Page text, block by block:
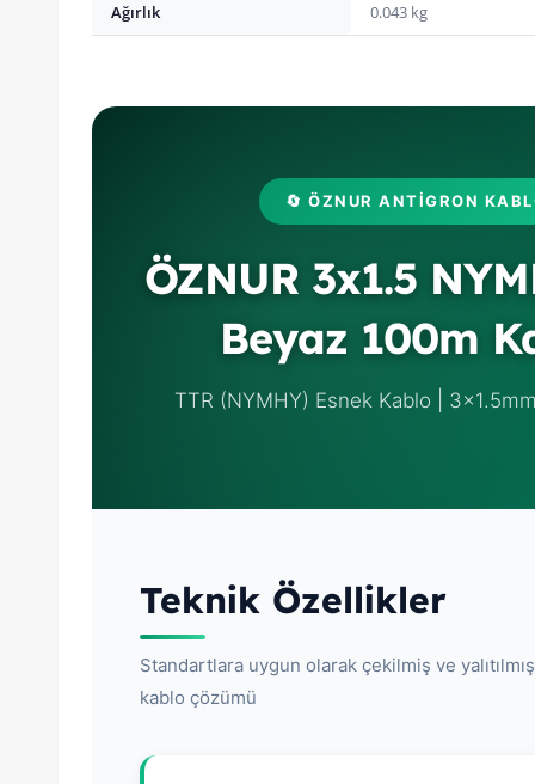
Ağırlık 0.043 kg
🔄 ÖZNUR ANTIGRON
ÖZNUR 3x1.5
Beyaz 100m
TTR (NYMHY) Esnek Kablo |
Teknik Özellikler
Standartlara uygun olarak çekilmiş ve
kablo çözümü